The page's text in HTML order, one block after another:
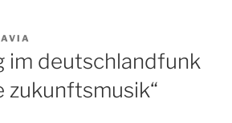
im deutschlandfunk
zukunftsmusik“